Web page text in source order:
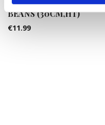
WITTE ZEEHOND MET
BEANS (30CM,HT)
€11.99